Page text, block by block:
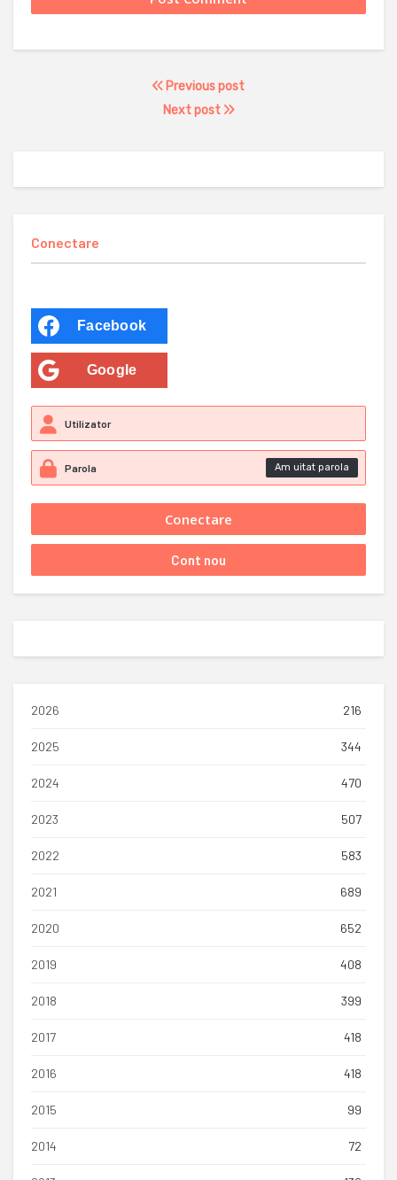
Previous post
Next post
Conectare
Facebook
Google
Am uitat parola
2026 216
2025 344
2024 470
2023 507
2022 583
2021 689
2020 652
2019 408
2018 399
2017 418
2016 418
2015 99
2014 72